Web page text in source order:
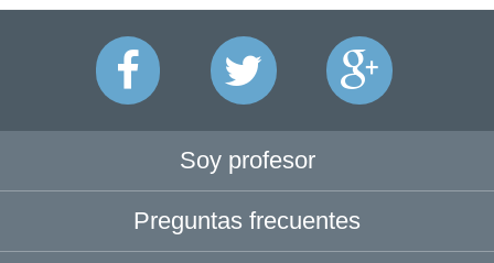
Soy profesor
Preguntas frecuentes